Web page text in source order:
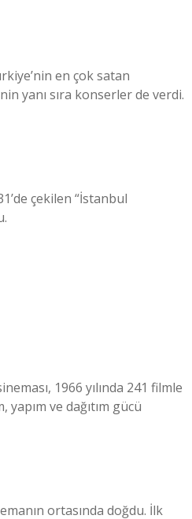
en çok satan
yanı sıra konserler de verdi.
çekilen “İstanbul
1966 yılında 241 filmle
ve dağıtım gücü
ortasında doğdu. İlk